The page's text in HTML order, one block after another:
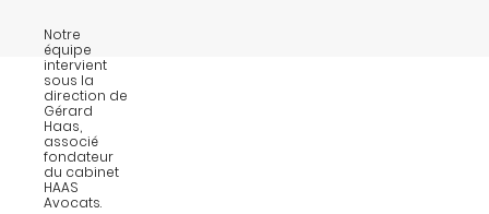
Notre
équipe
intervient
sous la
direction de
Gérard
Haas,
associé
fondateur
du cabinet
HAAS
Avocats.